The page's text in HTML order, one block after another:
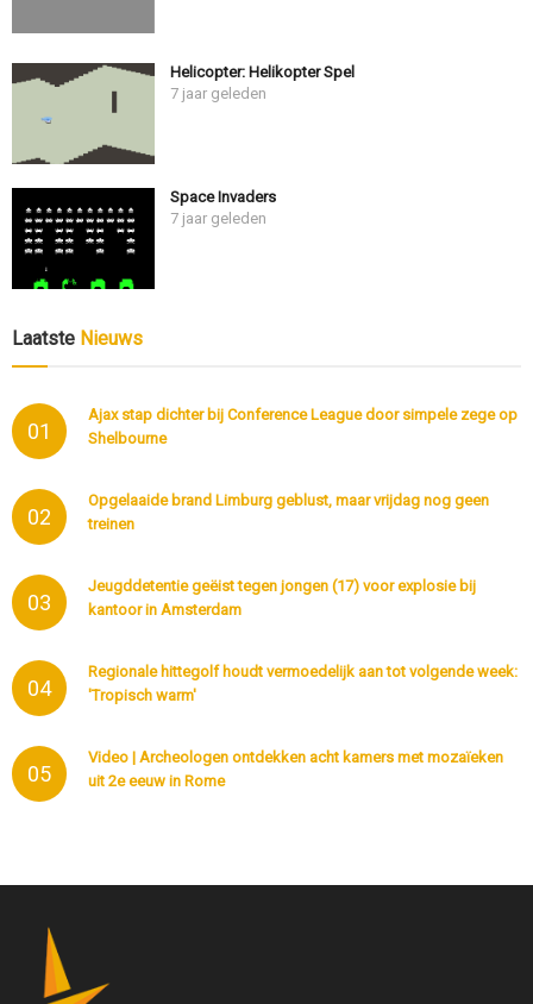
Helicopter: Helikopter Spel
7 jaar geleden
Space Invaders
7 jaar geleden
Laatste Nieuws
01
Ajax stap dichter bij Conference League door simpele zege op
Shelbourne
02
Opgelaaide brand Limburg geblust, maar vrijdag nog geen
treinen
03
Jeugddetentie geëist tegen jongen (17) voor explosie bij
kantoor in Amsterdam
04
Regionale hittegolf houdt vermoedelijk aan tot volgende week:
'Tropisch warm'
05
Video | Archeologen ontdekken acht kamers met mozaïeken
uit 2e eeuw in Rome